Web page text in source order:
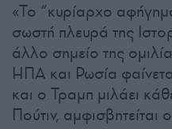
«Το “κυρίαρχο
σωστή πλευρά της
άλλο σημείο της
ΗΠΑ και Ρωσία
και ο Τραμπ μιλάει
Πούτιν,